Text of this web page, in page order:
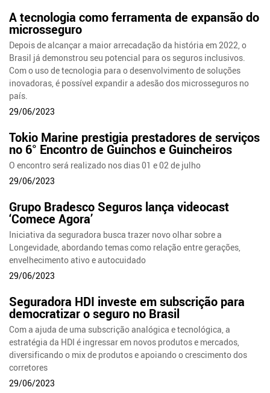
A tecnologia como ferramenta de expansão do
microsseguro
Depois de alcançar a maior arrecadação da história em 2022, o
Brasil já demonstrou seu potencial para os seguros inclusivos.
Com o uso de tecnologia para o desenvolvimento de soluções
inovadoras, é possível expandir a adesão dos microsseguros no
país.
29/06/2023
Tokio Marine prestigia prestadores de serviços
no 6° Encontro de Guinchos e Guincheiros
O encontro será realizado nos dias 01 e 02 de julho
29/06/2023
Grupo Bradesco Seguros lança videocast
‘Comece Agora’
Iniciativa da seguradora busca trazer novo olhar sobre a
Longevidade, abordando temas como relação entre gerações,
envelhecimento ativo e autocuidado
29/06/2023
Seguradora HDI investe em subscrição para
democratizar o seguro no Brasil
Com a ajuda de uma subscrição analógica e tecnológica, a
estratégia da HDI é ingressar em novos produtos e mercados,
diversificando o mix de produtos e apoiando o crescimento dos
corretores
29/06/2023